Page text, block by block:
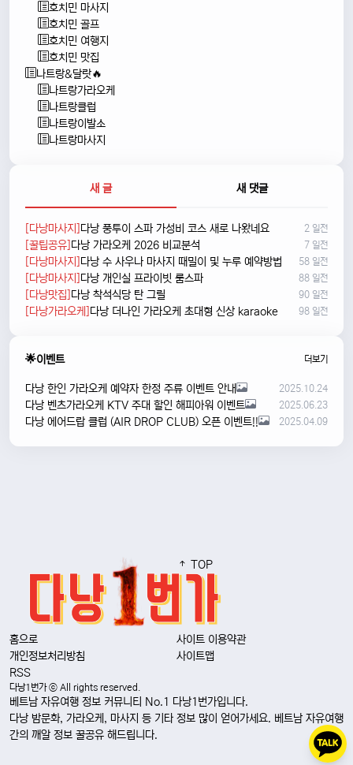
호치민 마사지
호치민 골프
호치민 여행지
호치민 맛집
나트랑&달랏🔥
나트랑가라오케
나트랑클럽
나트랑이발소
나트랑마사지
새 글 새 댓글
[다낭마사지]다낭 풍투이 스파 가성비 코스 새로 나왔네요 2 일전
[꿀팁공유]다낭 가라오케 2026 비교분석 7 일전
[다낭마사지]다낭 수 사우나 마사지 때밀이 및 누루 예약방법 58 일전
[다낭마사지]다낭 개인실 프라이빗 룸스파 88 일전
[다낭맛집]다낭 착석식당 탄 그릴 90 일전
[다낭가라오케]다낭 더나인 가라오케 초대형 신상 karaoke 98 일전
🌟이벤트 더보기
다낭 한인 가라오케 예약자 한정 주류 이벤트 안내 2025.10.24
다낭 벤츠가라오케 KTV 주대 할인 해피아워 이벤트 2025.06.23
다낭 에어드랍 클럽 (AIR DROP CLUB) 오픈 이벤트!! 2025.04.09
TOP
홈으로
사이트 이용약관
개인정보처리방침
사이트맵
RSS
다낭1번가 ⓒ All rights reserved.
베트남 자유여행 정보 커뮤니티 No.1 다낭1번가입니다.
다낭 밤문화, 가라오케, 마사지 등 기타 정보 많이 얻어가세요. 베트남 자유여행
간의 깨알 정보 꿀공유 해드립니다.